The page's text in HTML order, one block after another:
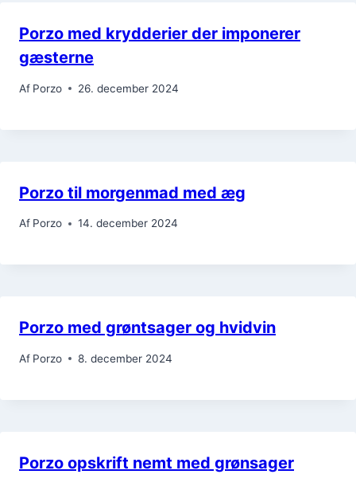
Porzo med krydderier der imponerer
gæsterne
Af Porzo 26. december 2024
Porzo til morgenmad med æg
Af Porzo 14. december 2024
Porzo med grøntsager og hvidvin
Af Porzo 8. december 2024
Porzo opskrift nemt med grønsager